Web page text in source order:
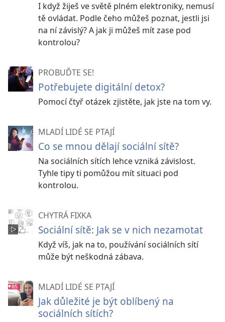
I když žiješ ve světě plném elektroniky, nemusí
tě ovládat. Podle čeho můžeš poznat, jestli jsi
na ní závislý? A jak ji můžeš mít zase pod
kontrolou?
PROBUĎTE SE!
Potřebujete digitální detox?
Pomocí čtyř otázek zjistěte, jak jste na tom vy.
MLADÍ LIDÉ SE PTAJÍ
Co se mnou dělají sociální sítě?
Na sociálních sítích lehce vzniká závislost.
Tyhle tipy ti pomůžou mít situaci pod
kontrolou.
CHYTRÁ FIXKA
Sociální sítě: Jak se v nich nezamotat
Když víš, jak na to, používání sociálních sítí
může být neškodná zábava.
MLADÍ LIDÉ SE PTAJÍ
Jak důležité je být oblíbený na
sociálních sítích?